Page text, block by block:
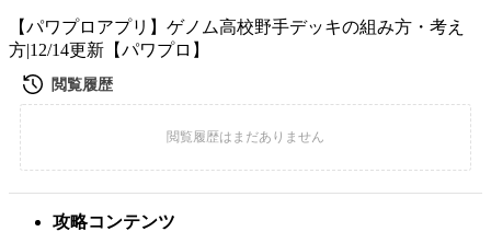
【パワプロアプリ】ゲノム高校野手デッキの組み方・考え
方|12/14更新【パワプロ】
攻略コンテンツ